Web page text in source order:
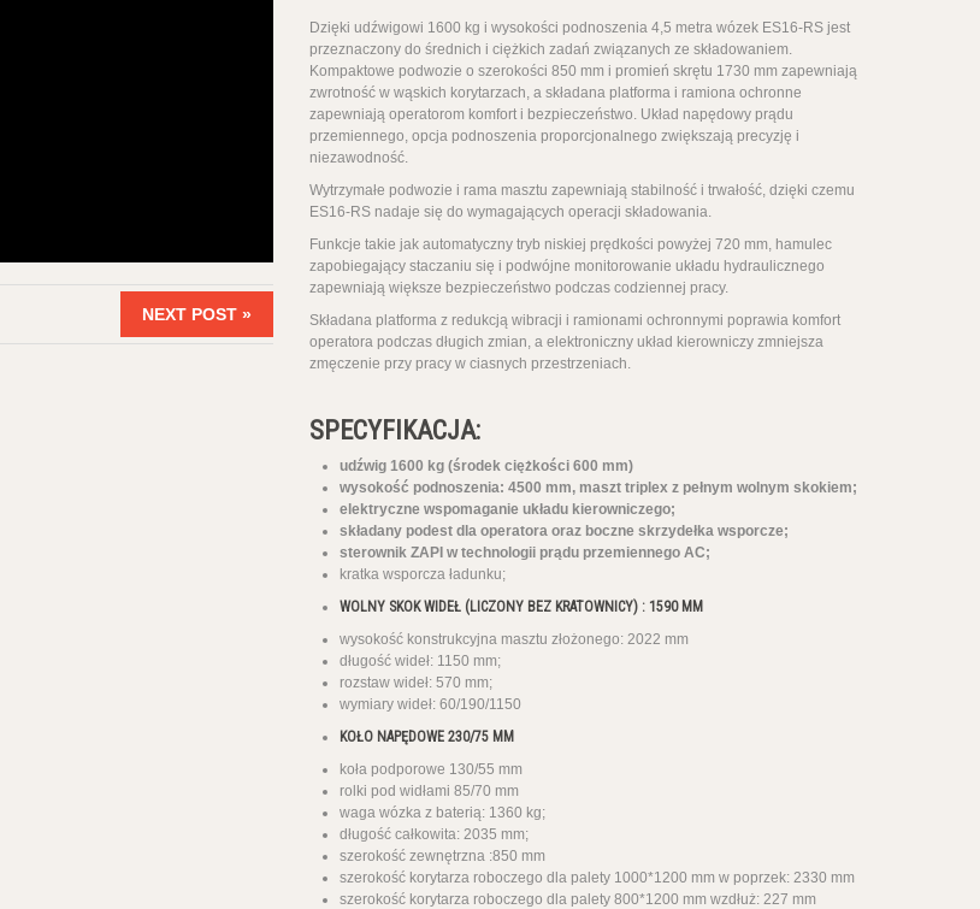
NEXT POST »
Dzięki udźwigowi 1600 kg i wysokości podnoszenia 4,5 metra wózek ES16-RS jest
przeznaczony do średnich i ciężkich zadań związanych ze składowaniem.
Kompaktowe podwozie o szerokości 850 mm i promień skrętu 1730 mm zapewniają
zwrotność w wąskich korytarzach, a składana platforma i ramiona ochronne
zapewniają operatorom komfort i bezpieczeństwo. Układ napędowy prądu
przemiennego, opcja podnoszenia proporcjonalnego zwiększają precyzję i
niezawodność.
Wytrzymałe podwozie i rama masztu zapewniają stabilność i trwałość, dzięki czemu
ES16-RS nadaje się do wymagających operacji składowania.
Funkcje takie jak automatyczny tryb niskiej prędkości powyżej 720 mm, hamulec
zapobiegający staczaniu się i podwójne monitorowanie układu hydraulicznego
zapewniają większe bezpieczeństwo podczas codziennej pracy.
Składana platforma z redukcją wibracji i ramionami ochronnymi poprawia komfort
operatora podczas długich zmian, a elektroniczny układ kierowniczy zmniejsza
zmęczenie przy pracy w ciasnych przestrzeniach.
SPECYFIKACJA:
udźwig 1600 kg (środek ciężkości 600 mm)
wysokość podnoszenia: 4500 mm, maszt triplex z pełnym wolnym skokiem;
elektryczne wspomaganie układu kierowniczego;
składany podest dla operatora oraz boczne skrzydełka wsporcze;
sterownik ZAPI w technologii prądu przemiennego AC;
kratka wsporcza ładunku;
WOLNY SKOK WIDEŁ (LICZONY BEZ KRATOWNICY) : 1590 MM
wysokość konstrukcyjna masztu złożonego: 2022 mm
długość wideł: 1150 mm;
rozstaw wideł: 570 mm;
wymiary wideł: 60/190/1150
KOŁO NAPĘDOWE 230/75 MM
koła podporowe 130/55 mm
rolki pod widłami 85/70 mm
waga wózka z baterią: 1360 kg;
długość całkowita: 2035 mm;
szerokość zewnętrzna :850 mm
szerokość korytarza roboczego dla palety 1000*1200 mm w poprzek: 2330 mm
szerokość korytarza roboczego dla palety 800*1200 mm wzdłuż: 227 mm